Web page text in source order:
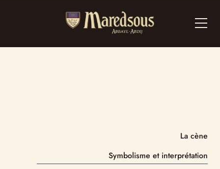
La cène
Symbolisme et interprétation